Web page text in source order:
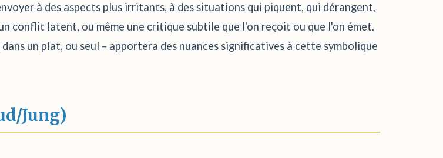
à des aspects plus irritants, à des situations qui piquent, qui dérangent,
conflit latent, ou même une critique subtile que l'on reçoit ou que l'on émet.
un plat, ou seul – apportera des nuances significatives à cette symbolique
Jung)